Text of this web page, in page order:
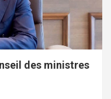
des ministres